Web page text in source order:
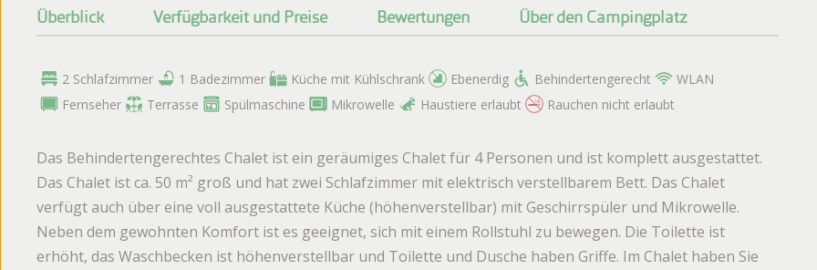
Überblick Verfügbarkeit und Preise Bewertungen Über den Campingplatz
2 Schlafzimmer 1 Badezimmer Küche mit Kühlschrank Ebenerdig Behindertengerecht
WLAN
Fernseher
Terrasse Spülmaschine Mikrowelle Haustiere erlaubt Rauchen nicht erlaubt
Das Behindertengerechtes Chalet ist ein geräumiges Chalet für 4 Personen und ist komplett ausgestattet.
Das Chalet ist ca. 50 m² groß und hat zwei Schlafzimmer mit elektrisch verstellbarem Bett. Das Chalet
verfügt auch über eine voll ausgestattete Küche (höhenverstellbar) mit Geschirrspüler und Mikrowelle.
Neben dem gewohnten Komfort ist es geeignet, sich mit einem Rollstuhl zu bewegen. Die Toilette ist
erhöht, das Waschbecken ist höhenverstellbar und Toilette und Dusche haben Griffe. Im Chalet haben Sie